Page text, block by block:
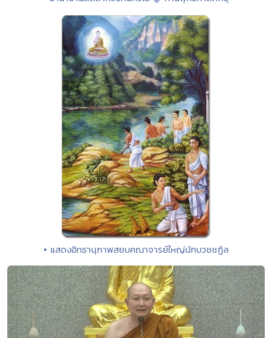
• แสดงอิทธานุภาพสยบคณาจารย์ใหญ่นักบวชชฏิล